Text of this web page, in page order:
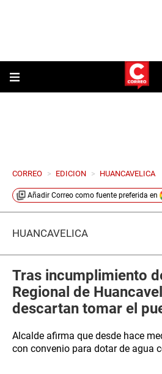
CORREO > EDICION > HUANCAVELICA
Añadir Correo como fuente preferida en
HUANCAVELICA
Tras incumplimiento
Regional de
descartan tomar el
Alcalde afirma que desde hace
con convenio para dotar de agua